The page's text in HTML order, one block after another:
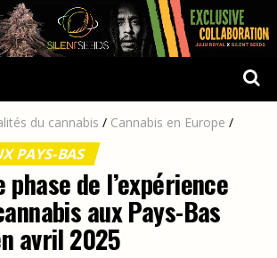
du cannabis / Cannabis en Europe /
PAYS-BAS
phase de l’expérience
aux Pays-Bas
avril 2025